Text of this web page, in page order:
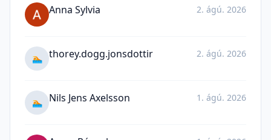
Anna Sylvia 2. ágú. 2026
🏊 thorey.dogg.jonsdottir 2. ágú. 2026
🏊 Nils Jens Axelsson 1. ágú. 2026